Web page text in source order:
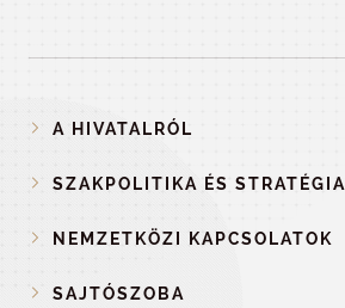
A HIVATALRÓL
SZAKPOLITIKA ÉS STRATÉGIA
NEMZETKÖZI KAPCSOLATOK
SAJTÓSZOBA